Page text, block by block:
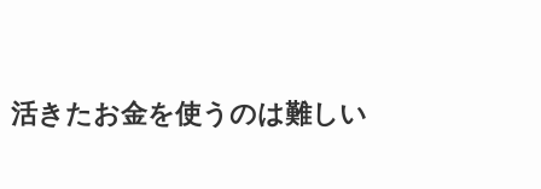
活きたお金を使うのは難しい